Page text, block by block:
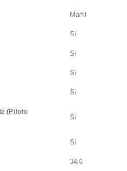
Marfil
Si
Si
Si
Si
(Piloto
Si
Si
34,6